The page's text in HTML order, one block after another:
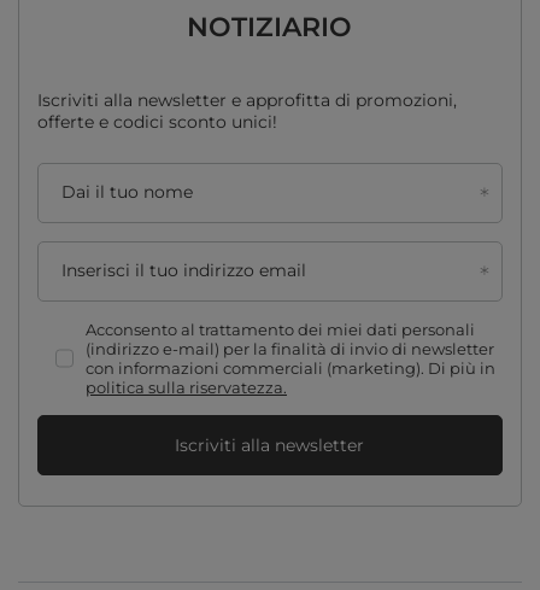
NOTIZIARIO
Iscriviti alla newsletter e approfitta di promozioni,
offerte e codici sconto unici!
Dai il tuo nome
Inserisci il tuo indirizzo email
Acconsento al trattamento dei miei dati personali
(indirizzo e-mail) per la finalità di invio di newsletter
con informazioni commerciali (marketing). Di più in
politica sulla riservatezza.
Iscriviti alla newsletter